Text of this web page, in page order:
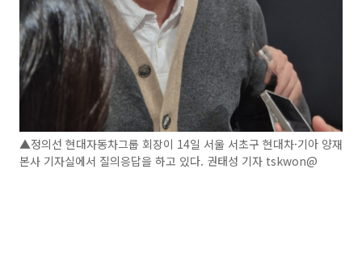
▲정의선 현대자동차그룹 회장이 14일 서울 서초구 현대차·기아 양재
본사 기자실에서 질의응답을 하고 있다. 권태성 기자 tskwon@